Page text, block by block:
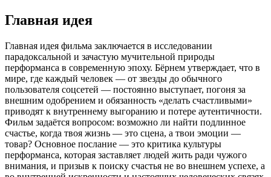
Главная идея
Главная идея фильма заключается в исследовании
парадоксальной и зачастую мучительной природы
перформанса в современную эпоху. Бёрнем утверждает, что в
мире, где каждый человек — от звезды до обычного
пользователя соцсетей — постоянно выступает, погоня за
внешним одобрением и обязанность «делать счастливыми»
приводят к внутреннему выгоранию и потере аутентичности.
Фильм задаётся вопросом: возможно ли найти подлинное
счастье, когда твоя жизнь — это сцена, а твои эмоции —
товар? Основное послание — это критика культуры
перформанса, которая заставляет людей жить ради чужого
внимания, и призыв к поиску счастья не во внешнем успехе, а